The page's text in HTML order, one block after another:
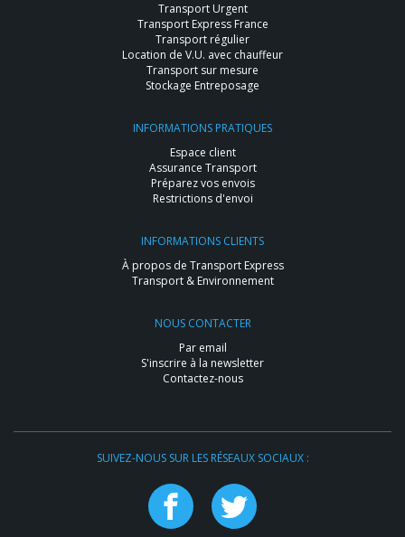
Transport Urgent
Transport Express France
Transport régulier
Location de V.U. avec chauffeur
Transport sur mesure
Stockage Entreposage
INFORMATIONS PRATIQUES
Espace client
Assurance Transport
Préparez vos envois
Restrictions d'envoi
INFORMATIONS CLIENTS
À propos de Transport Express
Transport & Environnement
NOUS CONTACTER
Par email
S'inscrire à la newsletter
Contactez-nous
SUIVEZ-NOUS SUR LES RÉSEAUX SOCIAUX :